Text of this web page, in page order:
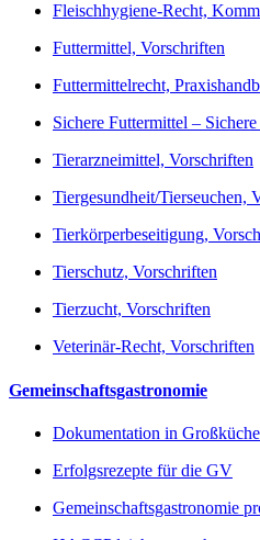
Fleischhygiene-Recht,
Futtermittel, Vorschriften
Futtermittelrecht,
Sichere Futtermittel –
Tierarzneimittel, Vorschriften
Tiergesundheit/Tierseuchen,
Tierkörperbeseitigung,
Tierschutz, Vorschriften
Tierzucht, Vorschriften
Veterinär-Recht, Vorschriften
Gemeinschaftsgastronomie
Dokumentation in
Erfolgsrezepte für die GV
Gemeinschaftsgastronomie